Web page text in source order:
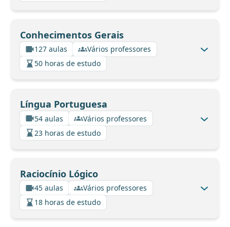
Conhecimentos Gerais
127 aulas
Vários professores
50 horas de estudo
Língua Portuguesa
54 aulas
Vários professores
23 horas de estudo
Raciocínio Lógico
45 aulas
Vários professores
18 horas de estudo